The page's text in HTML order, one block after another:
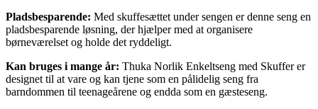
Pladsbesparende: Med skuffesættet under sengen er denne seng en
pladsbesparende løsning, der hjælper med at organisere
børneværelset og holde det ryddeligt.
Kan bruges i mange år: Thuka Norlik Enkeltseng med Skuffer er
designet til at vare og kan tjene som en pålidelig seng fra
barndommen til teenageårene og endda som en gæsteseng.